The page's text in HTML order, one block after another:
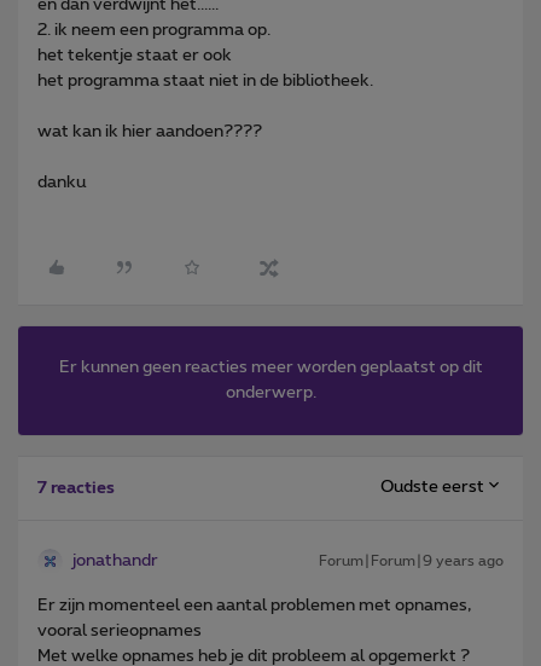
en dan verdwijnt het......
2. ik neem een programma op.
het tekentje staat er ook
het programma staat niet in de bibliotheek.
wat kan ik hier aandoen????
danku
Er kunnen geen reacties meer worden geplaatst op dit
onderwerp.
7 reacties Oudste eerst
jonathandr Forum|Forum|9 years ago
Er zijn momenteel een aantal problemen met opnames,
vooral serieopnames
Met welke opnames heb je dit probleem al opgemerkt ?